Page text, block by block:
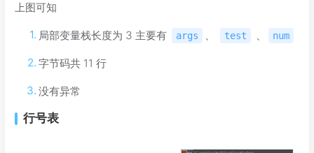
上图可知
局部变量栈长度为 3 主要有 args 、 test 、 num
字节码共 11 行
没有异常
行号表